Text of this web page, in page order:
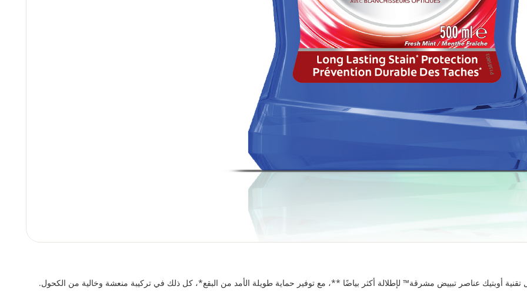
تقنية أوبتيك عناصر تبييض مشرقة™ لإطلالة أكثر بياضًا **، مع توفير حماية طويلة الأمد من البقع*، كل ذلك في تركيبة منعشة وخالية من الكحول.